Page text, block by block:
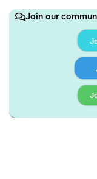
Join our